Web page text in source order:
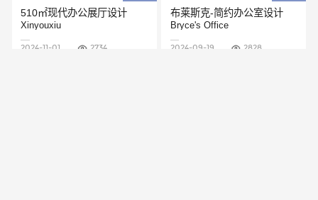
510㎡现代办公展厅设计
Xinyouxiu
2024-11-01 2734
布莱斯克-简约办公室设计
Bryce's Office
2024-09-19 2828